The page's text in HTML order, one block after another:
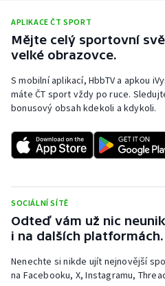
Veslování
Vodní slalom
Volejbal
APLIKACE ČT SPORT
Mějte celý sportovní
velké obrazovce.
S mobilní aplikací, HbbTV a apkou
máte ČT sport vždy po ruce.
bonusový obsah kdekoli a kdykoli.
SOCIÁLNÍ SÍTĚ
Odteď vám už nic
i na dalších platformách.
Nenechte si nikde ujít nejnovější
na Facebooku, X, Instagramu,